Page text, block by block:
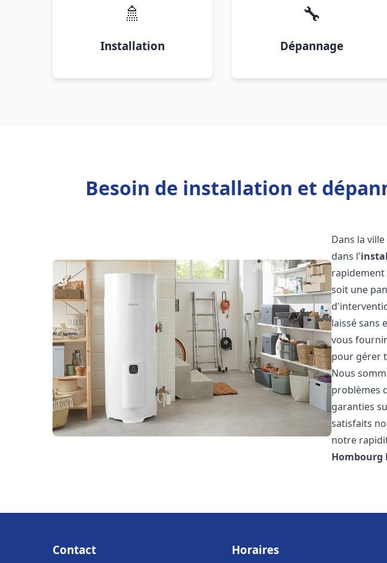
🚿
Installation
🔧
Dépannage
Besoin de installation et
Dans la
dans l'
rapidement
soit une
laissé sans
vous
pour gérer
Nous
problèmes
garanties
satisfaits
notre
Hombourg
Contact Horaires